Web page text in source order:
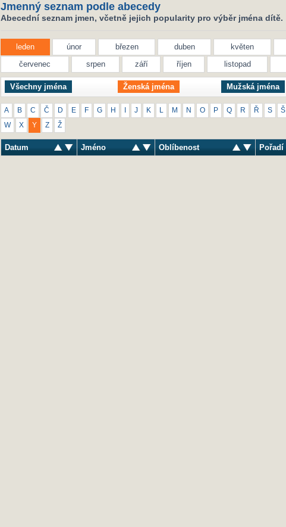
Jmenný seznam podle abecedy
Abecední seznam jmen, včetně jejich popularity pro výběr jména dítě.
leden únor březen duben květen
červenec
srpen září říjen listopad
Všechny jména Ženská jména Mužská jména
A B C Č D E F G H J K M N O P Q R Ř S Š
W X Y Z Ž
Datum Jméno Oblíbenost Pořadí